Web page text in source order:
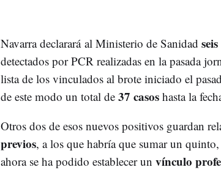
Navarra declarará al Ministerio de Sanidad
detectados por PCR realizadas en la pasada
lista de los vinculados al brote iniciado el
de este modo un total de 37 casoshasta la
Otros dos de esos nuevos positivos guardan
previos, a los que habría que sumar un
ahora se ha podido establecer un vínculo